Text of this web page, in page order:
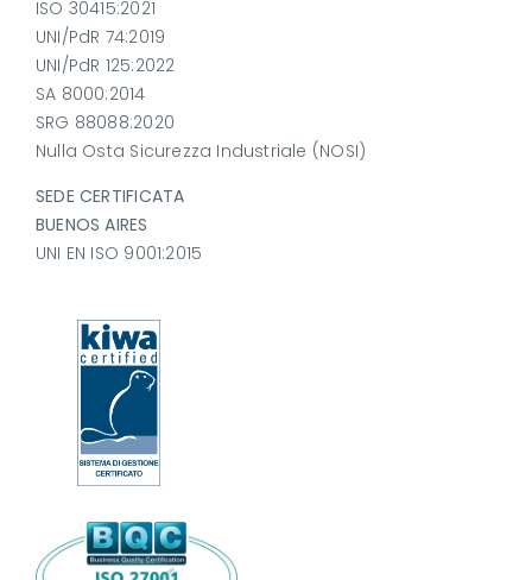
ISO 30415:2021
UNI/PdR 74:2019
UNI/PdR 125:2022
SA 8000:2014
SRG 88088:2020
Nulla Osta Sicurezza Industriale (NOSI)
SEDE CERTIFICATA
BUENOS AIRES
UNI EN ISO 9001:2015